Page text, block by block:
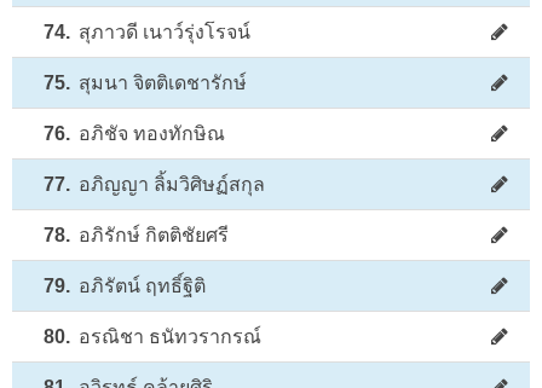
74. สุภาวดี เนาว์รุ่งโรจน์
75. สุมนา จิตติเดชารักษ์
76. อภิชัจ ทองทักษิณ
77. อภิญญา ลิ้มวิศิษฏ์สกุล
78. อภิรักษ์ กิตติชัยศรี
79. อภิรัตน์ ฤทธิ์ฐิติ
80. อรณิชา ธนัทวรากรณ์